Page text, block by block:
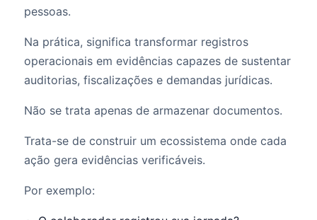
pessoas.
Na prática, significa transformar registros
operacionais em evidências capazes de sustentar
auditorias, fiscalizações e demandas jurídicas.
Não se trata apenas de armazenar documentos.
Trata-se de construir um ecossistema onde cada
ação gera evidências verificáveis.
Por exemplo: